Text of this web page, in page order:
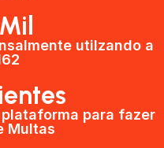
utilzando a
para fazer
Multas​